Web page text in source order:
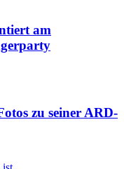
am
zu seiner ARD-